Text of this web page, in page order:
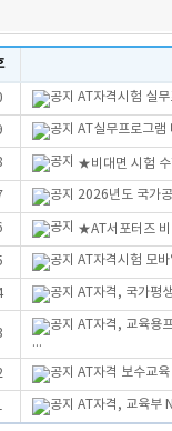
AT자격시험 실
AT실무프로그
★비대면 시험
2026년도 국가
★AT서포터즈 비
AT자격시험 모
AT자격, 국가평
AT자격, 교육용
...
AT자격 보수교
AT자격, 교육부